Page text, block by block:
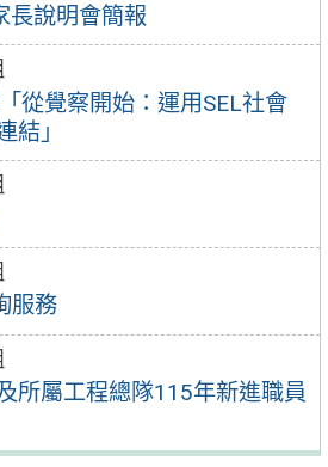
長說明會簡報
從覺察開始：運用SEL社會
結」
服務
所屬工程總隊115年新進職員